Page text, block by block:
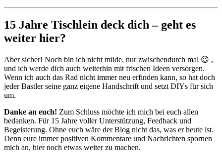
15 Jahre Tischlein deck dich – geht es
weiter hier?
Aber sicher! Noch bin ich nicht müde, nur zwischendurch mal 😉 ,
und ich werde dich auch weiterhin mit frischen Ideen versorgen.
Wenn ich auch das Rad nicht immer neu erfinden kann, so hat doch
jeder Bastler seine ganz eigene Handschrift und setzt DIYs für sich
um.
Danke an euch! Zum Schluss möchte ich mich bei euch allen
bedanken. Für 15 Jahre voller Unterstützung, Feedback und
Begeisterung. Ohne euch wäre der Blog nicht das, was er heute ist.
Denn eure immer positiven Kommentare und Nachrichten spornen
mich an, hier noch etwas weiter zu machen.